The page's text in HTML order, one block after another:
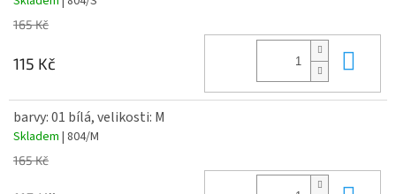
NEBUDE AKCEPOTVÁNA PŘÍPADNÁ REKLAMACE.
165 Kč
115 Kč
barvy: 01 bílá, velikosti: M
Skladem | 804/M
165 Kč